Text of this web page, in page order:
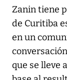
Zanin tiene
de Curitiba
en un
que se lleve